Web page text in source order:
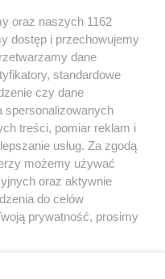
korzystania z portali
sięz nami
Kontakt
oraz naszych 1162
dostęp i przechowujemy
dane
standardowe
czy dane
spersonalizowanych
treści, pomiar reklam i
usług. Za zgodą
możemy używać
oraz aktywnie
do celów
prywatność, prosimy